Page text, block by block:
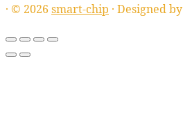
· © 2026 smart-chip · Designed by